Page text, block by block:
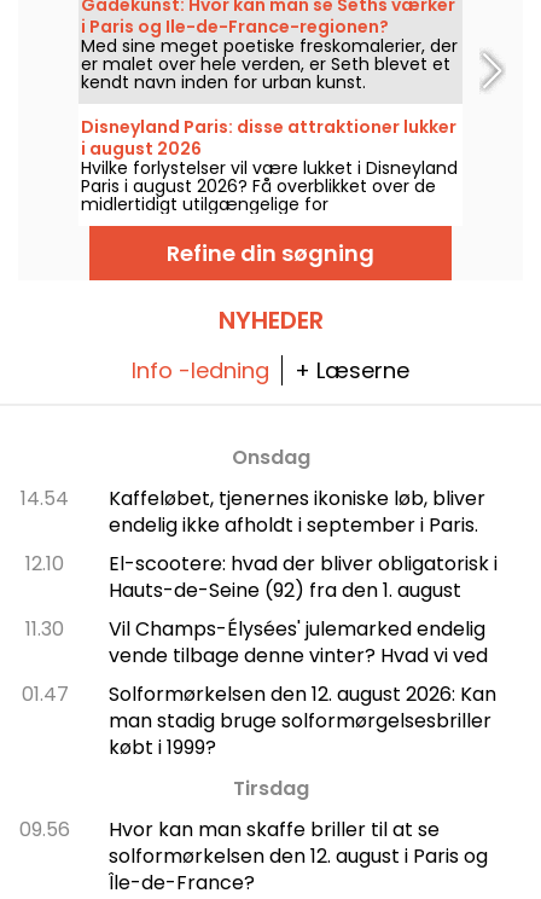
under 26 år!
Gadekunst: Hvor kan man se Seths værker
i Paris og Ile-de-France-regionen?
Med sine meget poetiske freskomalerier, der
er malet over hele verden, er Seth blevet et
kendt navn inden for urban kunst.
Gadekunstneren, der oprindeligt er fra Paris,
har skabt adskillige værker på facaderne af
bygninger i og omkring byen. Hvis du er fan
af hans arbejde, kan du her beundre nogle
af Seths freskoer i Paris og Ile-de-France-
regionen.
Disneyland Paris: disse attraktioner lukker
i august 2026
Hvilke forlystelser vil være lukket i Disneyland
Paris i august 2026? Få overblikket over de
midlertidigt utilgængelige for
vedligeholdelse eller renovering, så du kan
forberede dit besøg i Disney-parkerne.
Refine din søgning
NYHEDER
Info -ledning + Læserne
Onsdag
14.54
Kaffeløbet, tjenernes ikoniske løb, bliver
endelig ikke afholdt i september i Paris.
12.10
El-scootere: hvad der bliver obligatorisk i
Hauts-de-Seine (92) fra den 1. august
11.30
Vil Champs-Élysées' julemarked endelig
vende tilbage denne vinter? Hvad vi ved
01.47
Solformørkelsen den 12. august 2026: Kan
man stadig bruge solformørgelsesbriller
købt i 1999?
Tirsdag
09.56
Hvor kan man skaffe briller til at se
solformørkelsen den 12. august i Paris og
Île-de-France?